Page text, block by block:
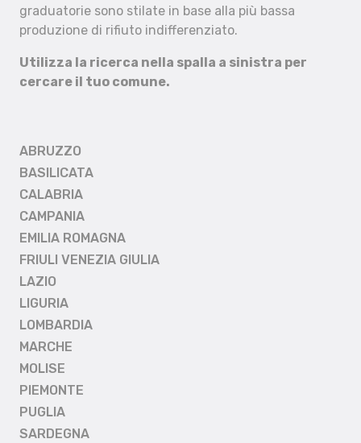
graduatorie sono stilate in base alla più bassa
produzione di rifiuto indifferenziato.
Utilizza la ricerca nella spalla a sinistra per
cercare il tuo comune.
ABRUZZO
BASILICATA
CALABRIA
CAMPANIA
EMILIA ROMAGNA
FRIULI VENEZIA GIULIA
LAZIO
LIGURIA
LOMBARDIA
MARCHE
MOLISE
PIEMONTE
PUGLIA
SARDEGNA